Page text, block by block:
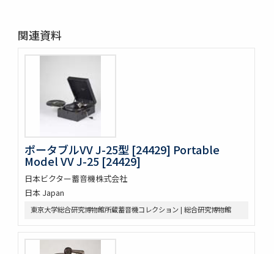
関連資料
ポータブルVV J-25型 [24429] Portable
Model VV J-25 [24429]
日本ビクター蓄音機株式会社
日本 Japan
東京大学総合研究博物館所蔵蓄音機コレクション | 総合研究博物館